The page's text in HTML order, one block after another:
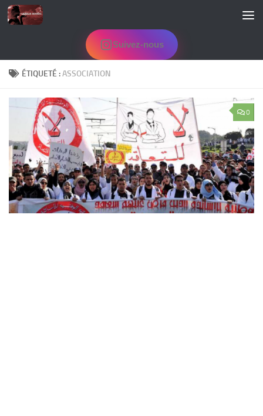
Skip to content
Suivez-nous
ÉTIQUETÉ :ASSOCIATION
0